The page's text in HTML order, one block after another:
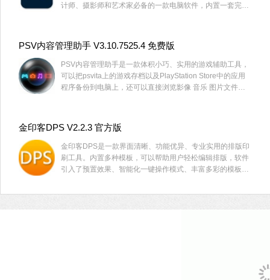
计师、摄影师和艺术家必备的一款电脑软件，内置一套完整
PSV内容管理助手 V3.10.7525.4 免费版
PSV内容管理助手是一款体积小巧、实用的游戏辅助工具，
可以把psvita上的游戏存档以及PlayStation Store中的应用
程序备份到电脑上，还可以直接浏览影像 音乐 图片文件。
金印客DPS V2.2.3 官方版
金印客DPS是一款界面清晰、功能优异、专业实用的排版印
刷工具。内置多种模板，可以帮助用户轻松编辑排版，软件
引入了预置效果、智能化一键操作模式、丰富多彩的模板，